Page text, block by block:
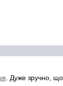
. Дуже зручно,